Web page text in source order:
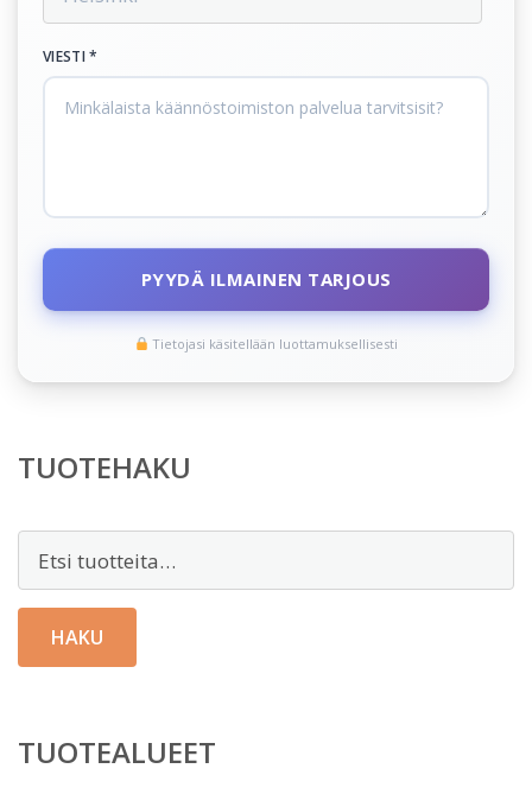
VIESTI *
PYYDÄ ILMAINEN TARJOUS
Tietojasi käsitellään luottamuksellisesti
TUOTEHAKU
HAKU
TUOTEALUEET